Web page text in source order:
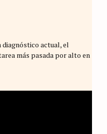
diagnóstico actual, el
más pasada por alto en